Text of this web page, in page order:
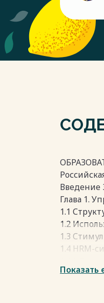
Введение
Глава 1.
1.1
1.2
1.3
1.4 HRM-
1.4.2
Показать